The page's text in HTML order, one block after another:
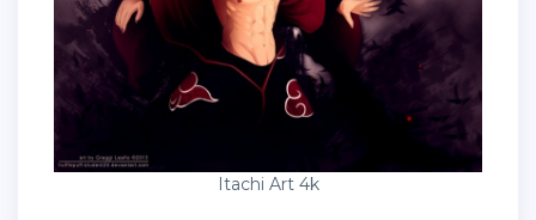
Itachi Art 4k